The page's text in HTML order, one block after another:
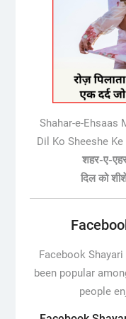
Shahar-e-Ehsaas
Dil Ko Sheeshe
शहर-ए-
दिल को
Facebook
been popular
people